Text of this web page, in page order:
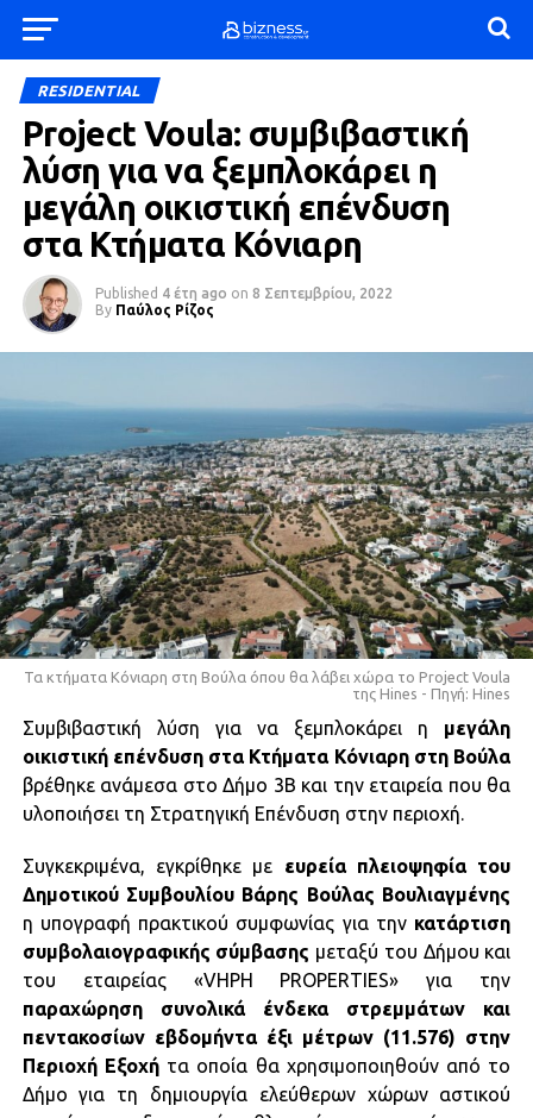
RESIDENTIAL
Project Voula: συμβιβαστική
λύση για να ξεμπλοκάρει η
μεγάλη οικιστική επένδυση
στα Κτήματα Κόνιαρη
Published 4 έτη ago on 8 Σεπτεμβρίου, 2022
By Παύλος Ρίζος
Τα κτήματα Κόνιαρη στη Βούλα όπου θα λάβει χώρα το Project Voula
της Hines - Πηγή: Hines
Συμβιβαστική λύση για να ξεμπλοκάρει η μεγάλη
οικιστική επένδυση στα Κτήματα Κόνιαρη στη Βούλα
βρέθηκε ανάμεσα στο Δήμο 3Β και την εταιρεία που θα
υλοποιήσει τη Στρατηγική Επένδυση στην περιοχή.
Συγκεκριμένα, εγκρίθηκε με ευρεία πλειοψηφία του
Δημοτικού Συμβουλίου Βάρης Βούλας Βουλιαγμένης
η υπογραφή πρακτικού συμφωνίας για την κατάρτιση
συμβολαιογραφικής σύμβασης μεταξύ του Δήμου και
του εταιρείας «VHPH PROPERTIES» για την
παραχώρηση συνολικά ένδεκα στρεμμάτων και
πεντακοσίων εβδομήντα έξι μέτρων (11.576) στην
Περιοχή Εξοχήτα οποία θα χρησιμοποιηθούν από το
Δήμο για τη δημιουργία ελεύθερων χώρων αστικού